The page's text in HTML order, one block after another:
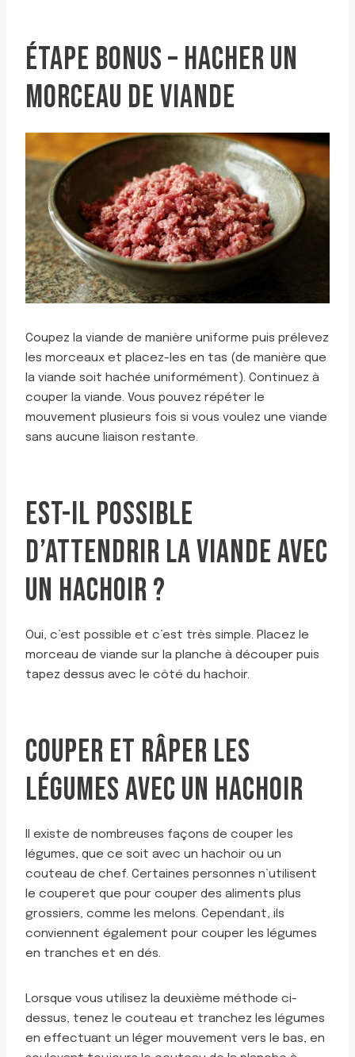
ÉTAPE BONUS – HACHER UN
MORCEAU DE VIANDE
Coupez la viande de manière uniforme puis prélevez
les morceaux et placez-les en tas (de manière que
la viande soit hachée uniformément). Continuez à
couper la viande. Vous pouvez répéter le
mouvement plusieurs fois si vous voulez une viande
sans aucune liaison restante.
EST-IL POSSIBLE
D’ATTENDRIR LA VIANDE AVEC
UN HACHOIR ?
Oui, c’est possible et c’est très simple. Placez le
morceau de viande sur la planche à découper puis
tapez dessus avec le côté du hachoir.
COUPER ET RÂPER LES
LÉGUMES AVEC UN HACHOIR
Il existe de nombreuses façons de couper les
légumes, que ce soit avec un hachoir ou un
couteau de chef. Certaines personnes n’utilisent
le couperet que pour couper des aliments plus
grossiers, comme les melons. Cependant, ils
conviennent également pour couper les légumes
en tranches et en dés.
Lorsque vous utilisez la deuxième méthode ci-
dessus, tenez le couteau et tranchez les légumes
en effectuant un léger mouvement vers le bas, en